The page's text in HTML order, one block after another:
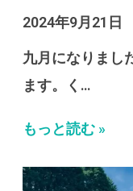
2024年9月21日
九月になりまし
ます。く…
もっと読む »